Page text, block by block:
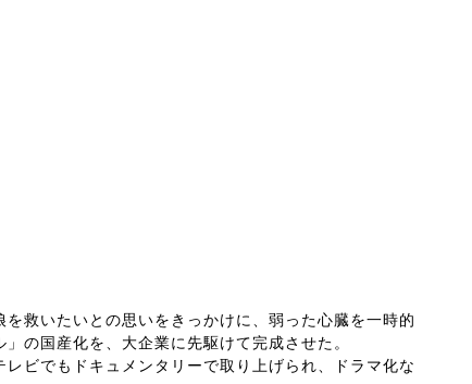
救いたいとの思いをきっかけに、弱った心臓を一時的
の国産化を、大企業に先駆けて完成させた。
ビでもドキュメンタリーで取り上げられ、ドラマ化な